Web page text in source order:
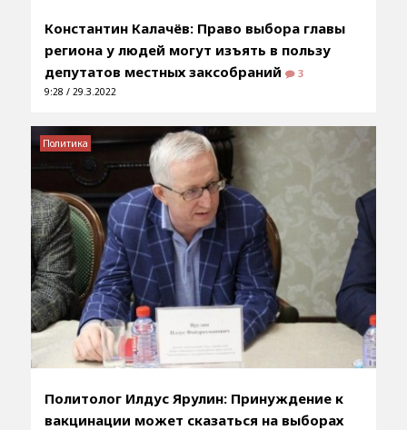
Константин Калачёв: Право выбора главы
региона у людей могут изъять в пользу
депутатов местных заксобраний
3
9:28 / 29.3.2022
Политолог Илдус Ярулин: Принуждение к
вакцинации может сказаться на выборах
Политика